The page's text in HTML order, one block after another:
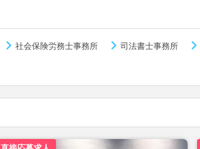
社会保険労務士事務所 司法書士事務所